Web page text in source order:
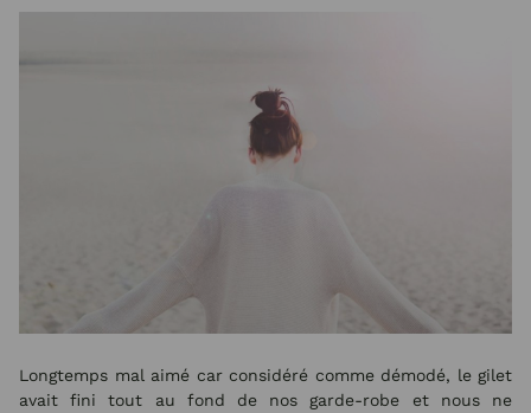
Longtemps mal aimé car considéré comme démodé, le gilet
avait fini tout au fond de nos garde-robe et nous ne